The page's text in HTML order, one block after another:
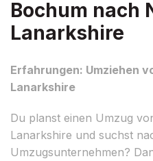
Bochum nach
Lanarkshire
Erfahrungen: Umziehen
Lanarkshire
Du planst einen Umzug
Lanarkshire und suchst
Umzugsunternehmen?